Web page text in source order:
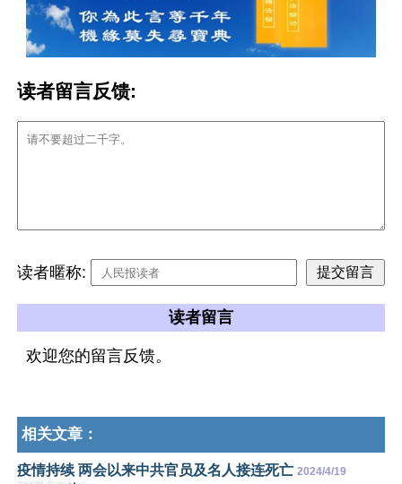
读者留言反馈:
读者暱称:
读者留言
欢迎您的留言反馈。
相关文章：
疫情持续 两会以来中共官员及名人接连死亡 2024/4/19